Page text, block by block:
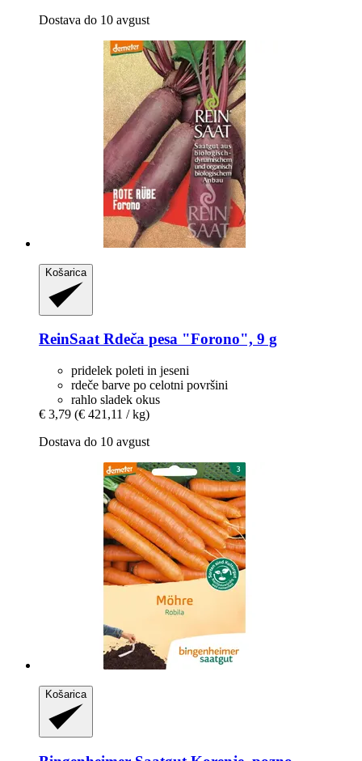
Dostava do 10 avgust
Košarica
ReinSaatRdeča pesa "Forono", 9 g
pridelek poleti in jeseni
rdeče barve po celotni površini
rahlo sladek okus
€ 3,79 (€ 421,11 / kg)
Dostava do 10 avgust
Košarica